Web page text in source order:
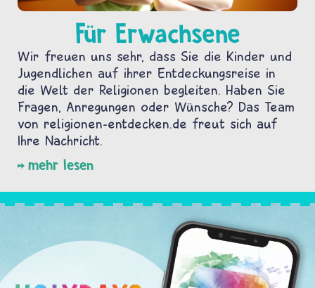
Für Erwachsene
Wir freuen uns sehr, dass Sie die Kinder und
Jugendlichen auf ihrer Entdeckungsreise in
die Welt der Religionen begleiten. Haben Sie
Fragen, Anregungen oder Wünsche? Das Team
von religionen-entdecken.de freut sich auf
Ihre Nachricht.
mehr lesen